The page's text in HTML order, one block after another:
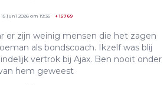
15 juni 2026 om 19:35 +15769
er zijn weinig mensen die het zagen
als bondscoach. Ikzelf was blij
vertrok bij Ajax. Ben nooit onder
hem geweest